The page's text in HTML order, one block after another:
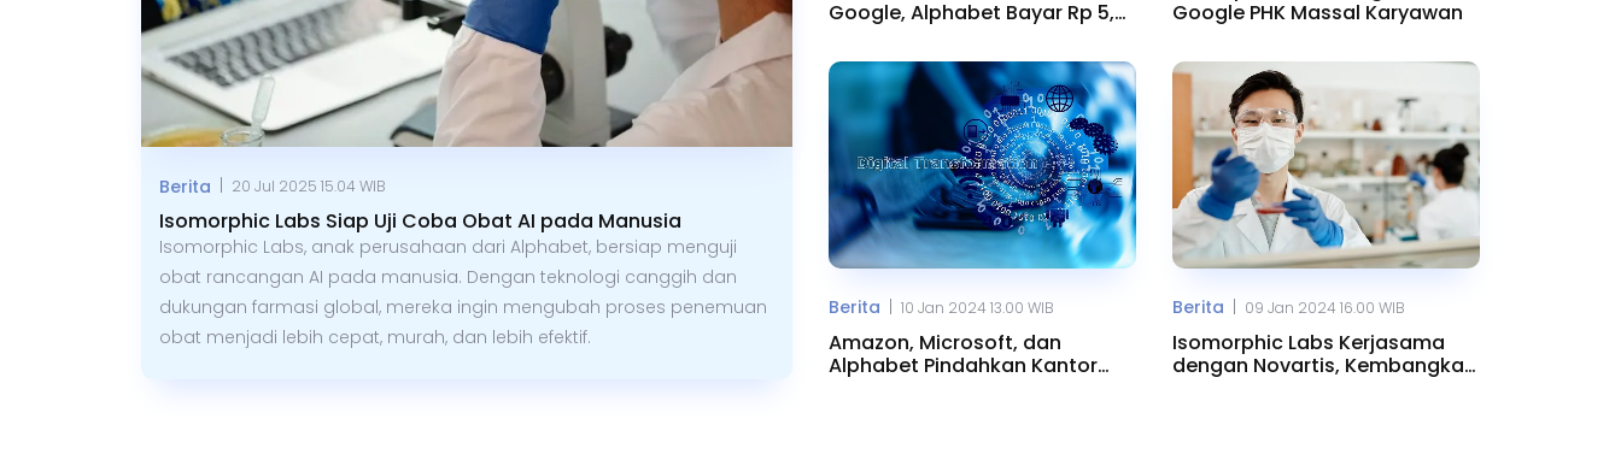
Isomorphic Labs Siap Uji Coba Obat AI pada Manusia
Berita 20 Jul 2025 15.04 WIB
Isomorphic Labs, anak perusahaan dari Alphabet, bersiap menguji
obat rancangan AI pada manusia. Dengan teknologi canggih dan
dukungan farmasi global, mereka ingin mengubah proses penemuan
obat menjadi lebih cepat, murah, dan lebih efektif.
Google, Alphabet Bayar Rp 5,4
Google PHK Massal Karyawan
Berita | 10 Jan 2024 13.00 WIB
Amazon, Microsoft, dan
Alphabet Pindahkan Kantor
Berita | 09 Jan 2024 16.00 WIB
Isomorphic Labs Kerjasama
dengan Novartis, Kembangkan